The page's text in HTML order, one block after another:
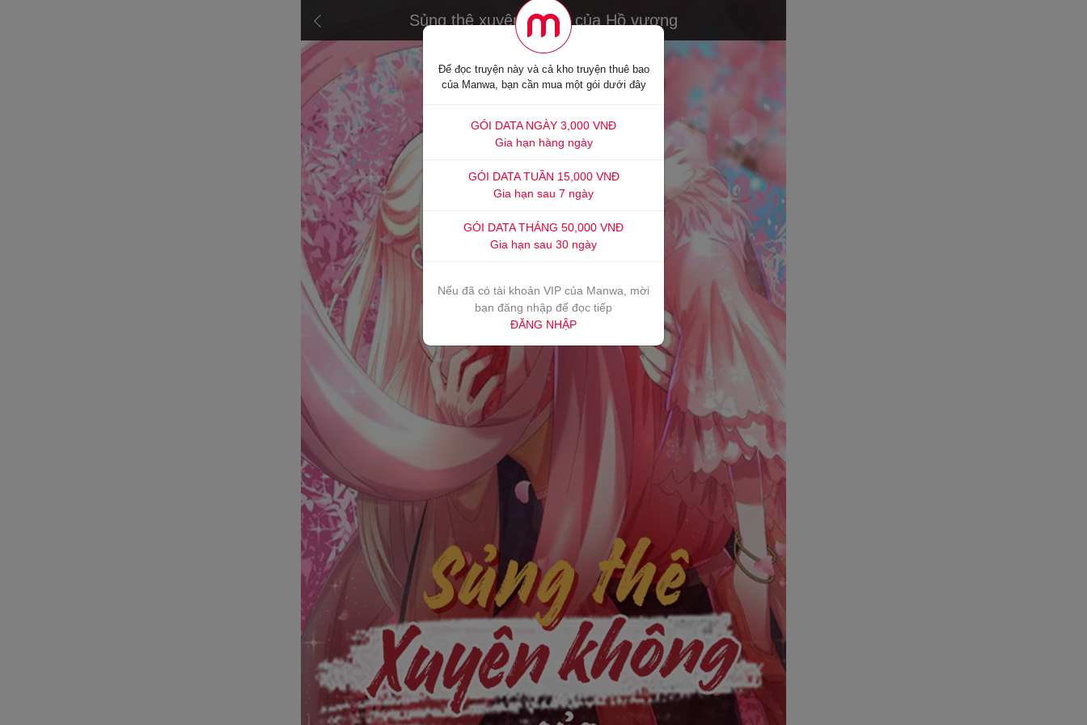
Sủng thê xuyên không của Hồ vương
Để đọc truyện này và cả kho truyện thuê bao
của Manwa, bạn cần mua một gói dưới đây
GÓI DATA NGÀY 3,000 VNĐ
Gia hạn hàng ngày
GÓI DATA TUẦN 15,000 VNĐ
Gia hạn sau 7 ngày
GÓI DATA THÁNG 50,000 VNĐ
Gia hạn sau 30 ngày
Nếu đã có tài khoản VIP của Manwa, mời
bạn đăng nhập để đọc tiếp
ĐĂNG NHẬP